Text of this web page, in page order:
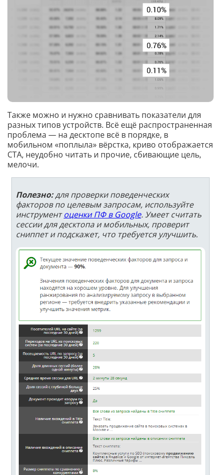
Также можно и нужно сравнивать показатели для
разных типов устройств. Всё ещё распространенная
проблема — на десктопе всё в порядке, в
мобильном «поплыла» вёрстка, криво отображается
CTA, неудобно читать и прочие, сбивающие цель,
мелочи.
Полезно:для проверки поведенческих
факторов по целевым запросам, используйте
инструментоценки ПФ в Google. Умеет считать
сессии для десктопа и мобильных, проверит
сниппет и подскажет, что требуется улучшить.